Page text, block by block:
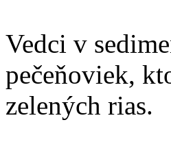
Vedci v
pečeňoviek,
zelených rias.